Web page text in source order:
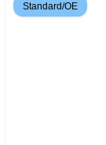
Standard/OE